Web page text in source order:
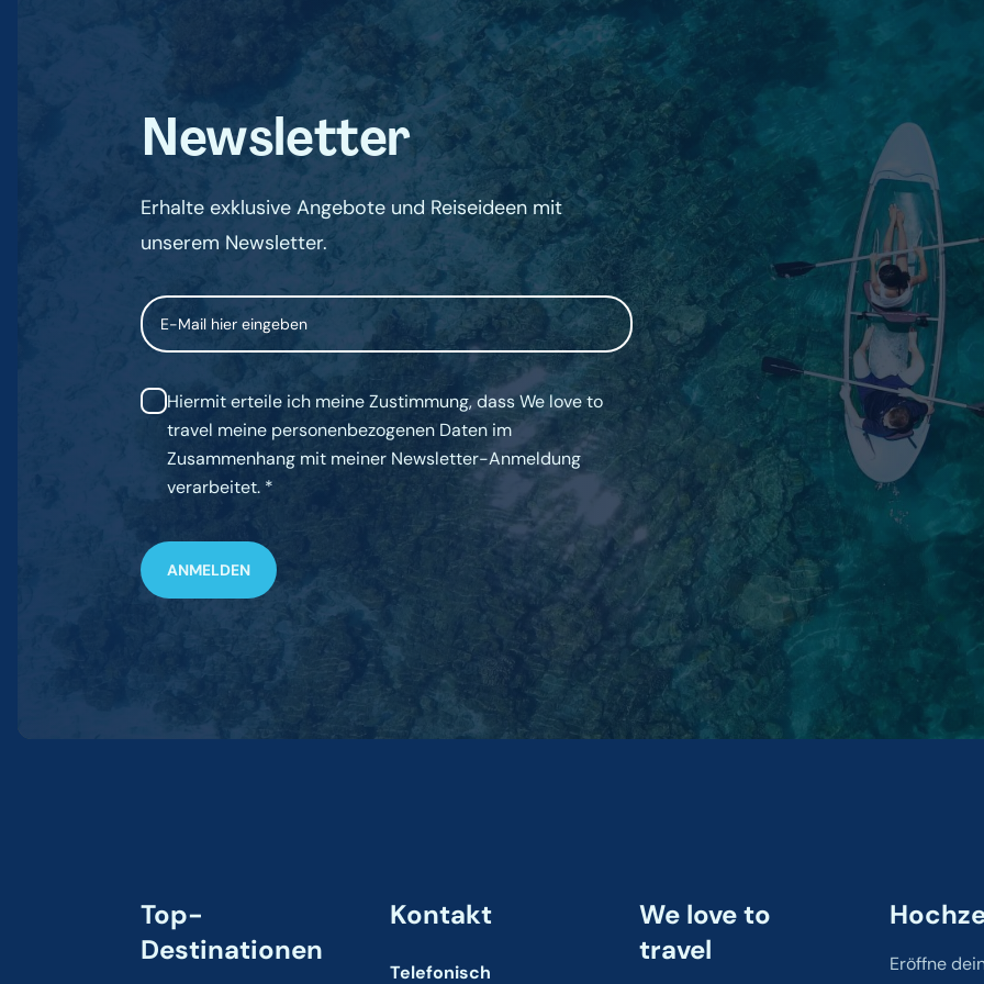
Newsletter
Erhalte exklusive Angebote und Reiseideen mit
unserem Newsletter.
Email
Hiermit erteile ich meine Zustimmung, dass We love to
travel meine personenbezogenen Daten im
Zusammenhang mit meiner Newsletter-Anmeldung
verarbeitet.
Top-
Destinationen
Kontakt
Telefonisch
We love to
travel
Eröffne